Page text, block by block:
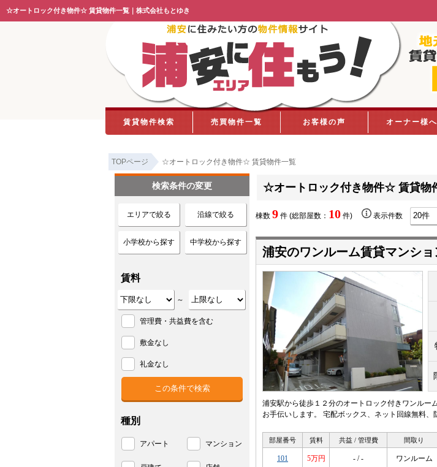
☆オートロック付き物件☆ 賃貸物件一覧｜株式会社もとゆき
賃貸物件検索 売買物件一覧 お客様の声 オーナー様へ
TOPページ ☆オートロック付き物件☆ 賃貸物件一覧
☆オートロック付き物件☆ 賃貸物
棟数 9 件 (総部屋数： 10 件) 表示件数
浦安のワンルーム賃貸マンショ
浦安駅から徒歩１２分のオートロック付きワンルー
お手伝いします。 宅配ボックス、ネット回線無料
部屋番号 賃料 共益 / 管理費 間取り
101 5万円 - / - ワンルーム
検索条件の変更
エリアで絞る 沿線で絞る
小学校から探す 中学校から探す
賃料
～
管理費・共益費を含む
敷金なし
礼金なし
種別
アパート マンション